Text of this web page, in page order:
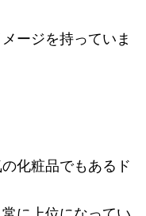
ージを持っていま
化粧品でもあるド